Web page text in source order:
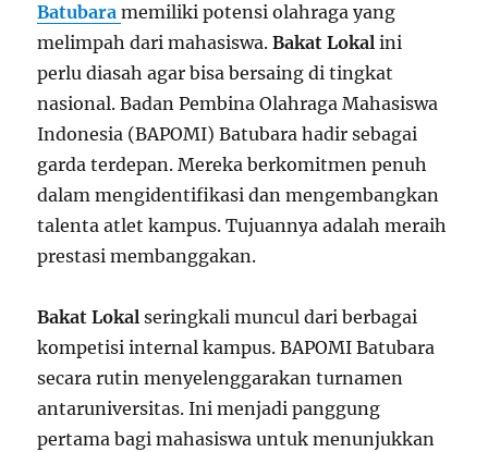
Batubaramemiliki potensi olahraga yang
melimpah dari mahasiswa.Bakat Lokal ini
perlu diasah agar bisa bersaing di tingkat
nasional. Badan Pembina Olahraga Mahasiswa
Indonesia (BAPOMI) Batubara hadir sebagai
garda terdepan. Mereka berkomitmen penuh
dalam mengidentifikasi dan mengembangkan
talenta atlet kampus. Tujuannya adalah meraih
prestasi membanggakan.
Bakat Lokal seringkali muncul dari berbagai
kompetisi internal kampus. BAPOMI Batubara
secara rutin menyelenggarakan turnamen
antaruniversitas. Ini menjadi panggung
pertama bagi mahasiswa untuk menunjukkan